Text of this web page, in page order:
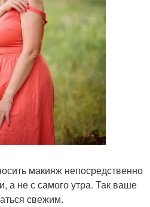
макияж непосредственно
а не с самого утра. Так ваше
свежим.